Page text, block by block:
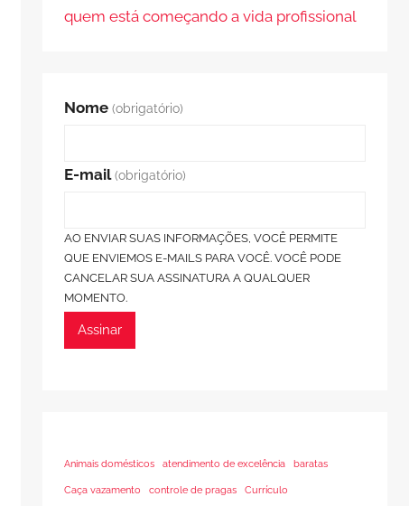
quem está começando a vida profissional
Nome (obrigatório)
E-mail (obrigatório)
AO ENVIAR SUAS INFORMAÇÕES, VOCÊ PERMITE
QUE ENVIEMOS E-MAILS PARA VOCÊ. VOCÊ PODE
CANCELAR SUA ASSINATURA A QUALQUER
MOMENTO.
Assinar
Animais domésticos atendimento de excelência baratas
Caça vazamento controle de pragas Currículo